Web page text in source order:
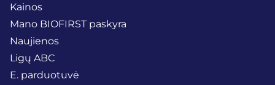
Kainos
Mano BIOFIRST paskyra
Naujienos
Ligų ABC
E. parduotuvė